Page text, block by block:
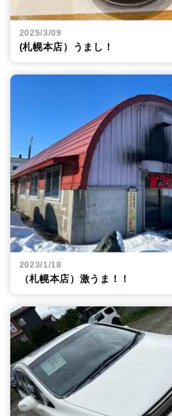
2025/3/09
(札幌本店）うまし！
2023/1/18
（札幌本店）激うま！！